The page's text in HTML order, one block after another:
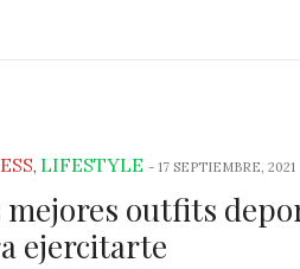
, LIFESTYLE - 17 SEPTIEMBRE, 2021
mejores outfits
ejercitarte